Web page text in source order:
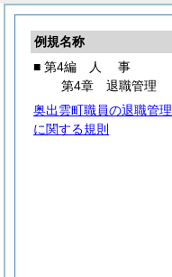
例規名称
■ 第4編
人 事
第4章 退職管理
奥出雲町職員の退職管理
に関する規則